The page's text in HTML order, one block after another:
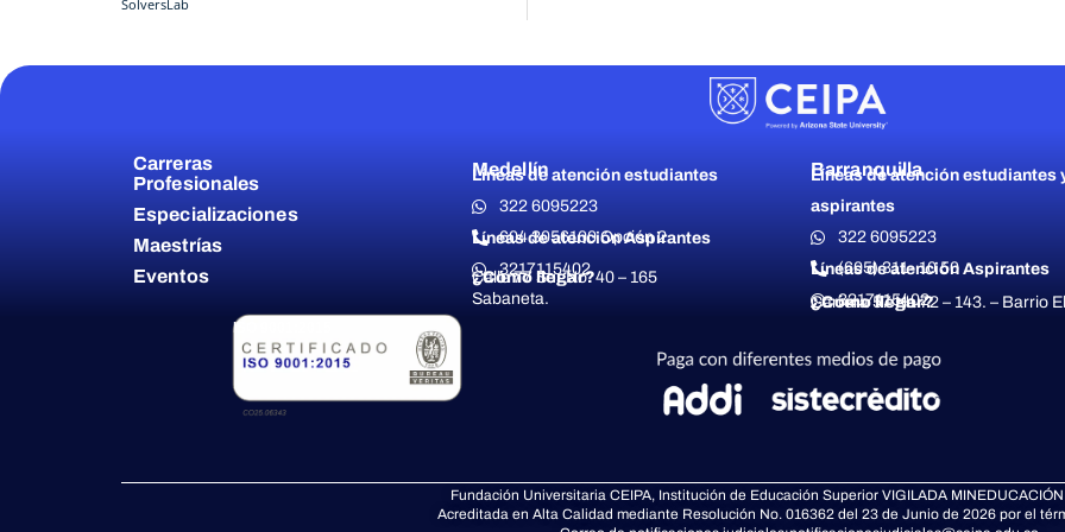
SolversLab
Carreras
Profesionales
Especializaciones
Maestrías
Eventos
Medellín
Líneas de atención estudiantes
322 6095223
604 3056100 Opción 2
Líneas de atención Aspirantes
3217115402
¿Cómo llegar?
Calle 77 Sur No. 40 – 165
Sabaneta.
Barranquilla
Líneas de atención estudiantes
aspirantes
322 6095223
(605) 311- 10 50
Líneas de atención Aspirantes
3217115402
¿Cómo llegar?
Carrera 57 No 72 – 143. – Barrio
ISO 9001:2015
Fundación Universitaria CEIPA, Institución de Educación Superior VIGILADA MINEDUCACIÓN
Acreditada en Alta Calidad mediante Resolución No. 016362 del 23 de Junio de 2026 por el